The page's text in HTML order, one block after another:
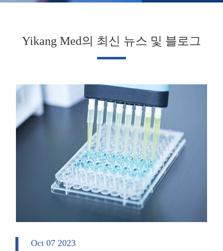
Yikang Med의 최신 뉴스 및 블로그
Oct 07 2023